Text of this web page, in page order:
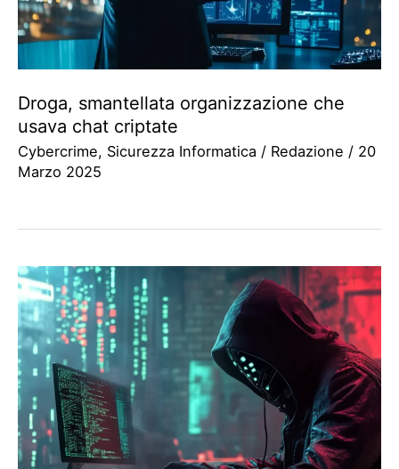
Droga, smantellata organizzazione che
usava chat criptate
Cybercrime, Sicurezza Informatica / Redazione / 20
Marzo 2025